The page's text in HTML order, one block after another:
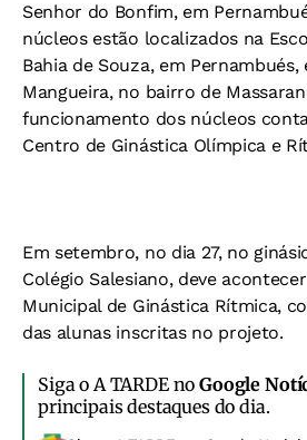
Senhor do Bonfim, em
núcleos estão localizados na
Bahia de Souza, em
Mangueira, no bairro de
funcionamento dos núcleos
Centro de Ginástica Olímpica e
Em setembro, no dia 27, no
Colégio Salesiano, deve
Municipal de Ginástica Rítmica,
das alunas inscritas no projeto.
Siga o A TARDE noGoogle
principais destaques do dia.